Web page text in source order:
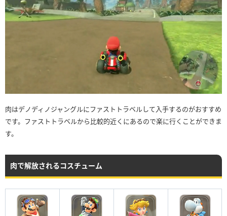
肉はデノディノジャングルにファストトラベルして入手するのがおすすめ
です。ファストトラベルから比較的近くにあるので楽に行くことができま
す。
肉で解放されるコスチューム